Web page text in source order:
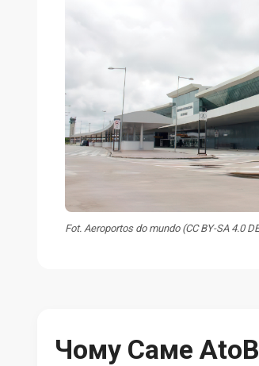
Fot. Aeroportos do mundo (CC BY-SA 4.0
Чому Саме